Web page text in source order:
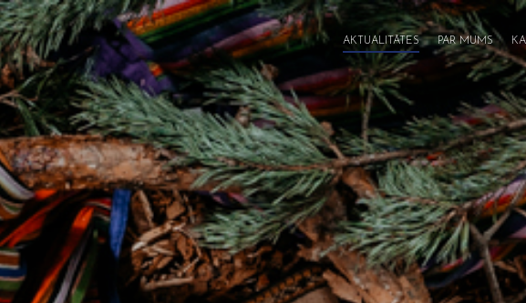
AKTUALITĀTES PAR MUMS